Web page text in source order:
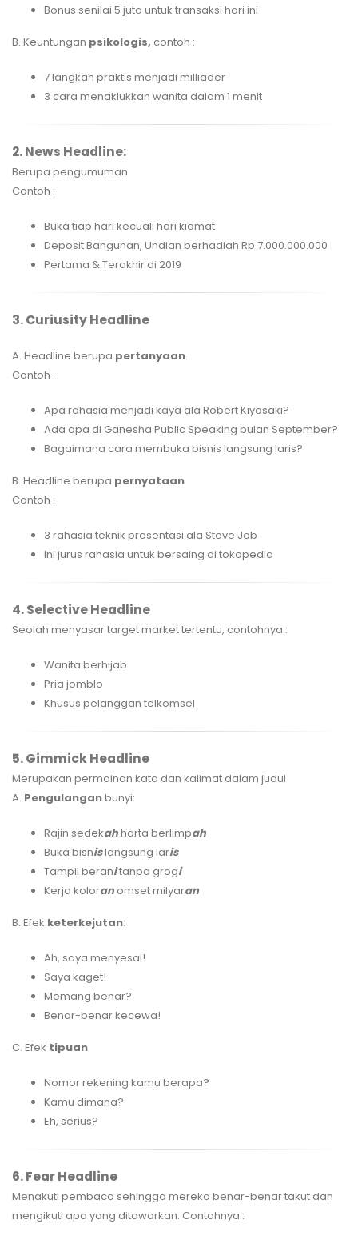
Bonus senilai 5 juta untuk transaksi hari ini
B. Keuntungan psikologis, contoh :
7 langkah praktis menjadi milliader
3 cara menaklukkan wanita dalam 1 menit
2. News Headline:
Berupa pengumuman
Contoh :
Buka tiap hari kecuali hari kiamat
Deposit Bangunan, Undian berhadiah Rp 7.000.000.000
Pertama & Terakhir di 2019
3. Curiusity Headline
A. Headline berupa pertanyaan.
Contoh :
Apa rahasia menjadi kaya ala Robert Kiyosaki?
Ada apa di Ganesha Public Speaking bulan September?
Bagaimana cara membuka bisnis langsung laris?
B. Headline berupa pernyataan
Contoh :
3 rahasia teknik presentasi ala Steve Job
Ini jurus rahasia untuk bersaing di tokopedia
4. Selective Headline
Seolah menyasar target market tertentu, contohnya :
Wanita berhijab
Pria jomblo
Khusus pelanggan telkomsel
5. Gimmick Headline
Merupakan permainan kata dan kalimat dalam judul
A. Pengulanganbunyi:
Rajin sedekahharta berlimpah
Buka bisnislangsung laris
Tampil beranitanpa grogi
Kerja koloran omset milyaran
B. Efek keterkejutan:
Ah, saya menyesal!
Saya kaget!
Memang benar?
Benar-benar kecewa!
C. Efek tipuan
Nomor rekening kamu berapa?
Kamu dimana?
Eh, serius?
6. Fear Headline
Menakuti pembaca sehingga mereka benar-benar takut dan
mengikuti apa yang ditawarkan. Contohnya :